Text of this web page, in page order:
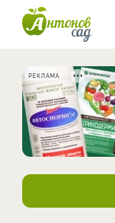
РЕКЛАМА